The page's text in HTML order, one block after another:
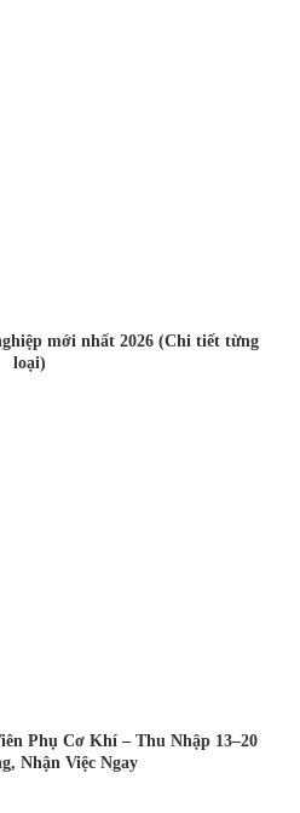
mới nhất 2026 (Chi tiết từng
loại)
Phụ Cơ Khí – Thu Nhập 13–20
Nhận Việc Ngay